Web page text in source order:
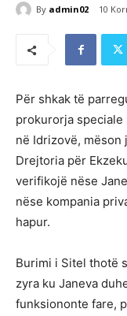
By admin02 10
Për shkak të
prokurorja speciale
në Idrizovë,
Drejtoria për
verifikojë nëse
nëse kompania
hapur.
Burimi i Sitel thotë
zyra ku Janeva
funksiononte fare,